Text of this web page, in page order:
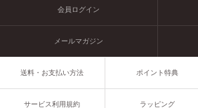
会員ログイン
メールマガジン
送料・お支払い方法 ポイント特典
サービス利用規約 ラッピング